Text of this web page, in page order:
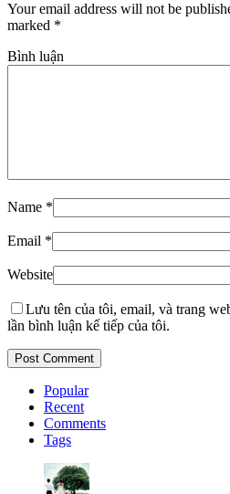
Your email address will not be
marked *
Bình luận
Name *
Email *
Website
Lưu tên của tôi, email, và trang
lần bình luận kế tiếp của tôi.
Popular
Recent
Comments
Tags